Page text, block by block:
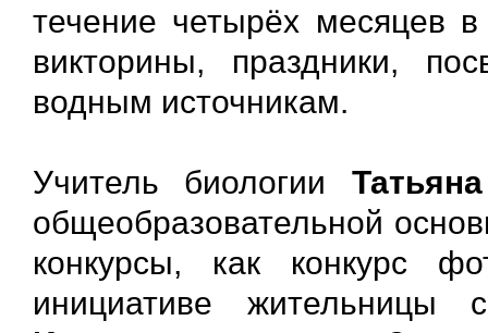
течение четырёх месяцев
викторины, праздники,
водным источникам.
Учитель биологии
общеобразовательной
конкурсы, как конкурс
инициативе